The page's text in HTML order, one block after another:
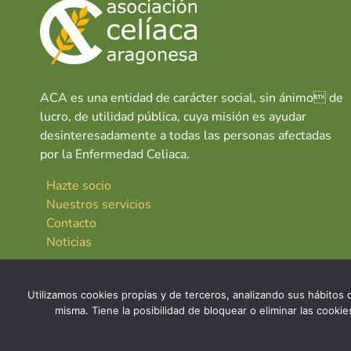
ACA es una entidad de carácter social, sin ánimo de
lucro, de utilidad pública, cuya misión es ayudar
desinteresadamente a todas las personas afectadas
por la Enfermedad Celiaca.
Hazte socio
Nuestros servicios
Contacto
Noticias
Utilizamos cookies propias y de terceros, analizando sus
misma. Tiene la posibilidad de bloquear o eliminar las